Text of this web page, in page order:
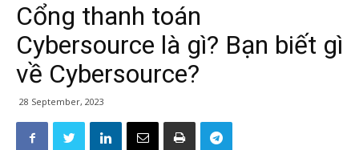
Cổng thanh toán
Cybersource là gì? Bạn biết gì
về Cybersource?
28 September, 2023